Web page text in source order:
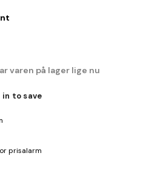
varen på lager lige nu
in to save
prisalarm